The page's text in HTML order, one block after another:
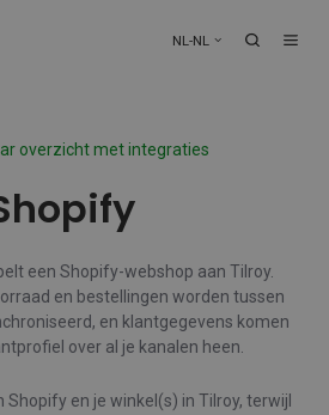
NL-NL
overzicht met integraties
een Shopify-webshop aan Tilroy.
en bestellingen worden tussen
en klantgegevens komen
over al je kanalen heen.
Shopify en je winkel(s) in Tilroy, terwijl